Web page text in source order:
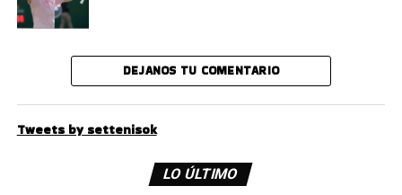
DEJANOS TU COMENTARIO
Tweets by settenisok
LO ÚLTIMO